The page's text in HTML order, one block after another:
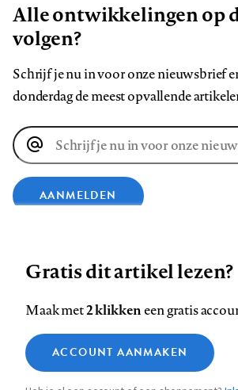
Alle ontwikkelingen op
volgen?
Schrijf je nu in voor onze nieuwsbrief
donderdag de meest opvallende
E-
mailadres
AANMELDEN
op
Facebook
op
LinkedIn
op
Bluesky
ons
op
InstagramYouTube
Footer
Contact Colofon Disclaimer Privacy
Medische vragen
betrouwbare
Zie onze cookie policy
Analytische cookies
Gratis dit artikel lezen?
Maak met2 klikkeneen gratis
ACCOUNT AANMAKEN